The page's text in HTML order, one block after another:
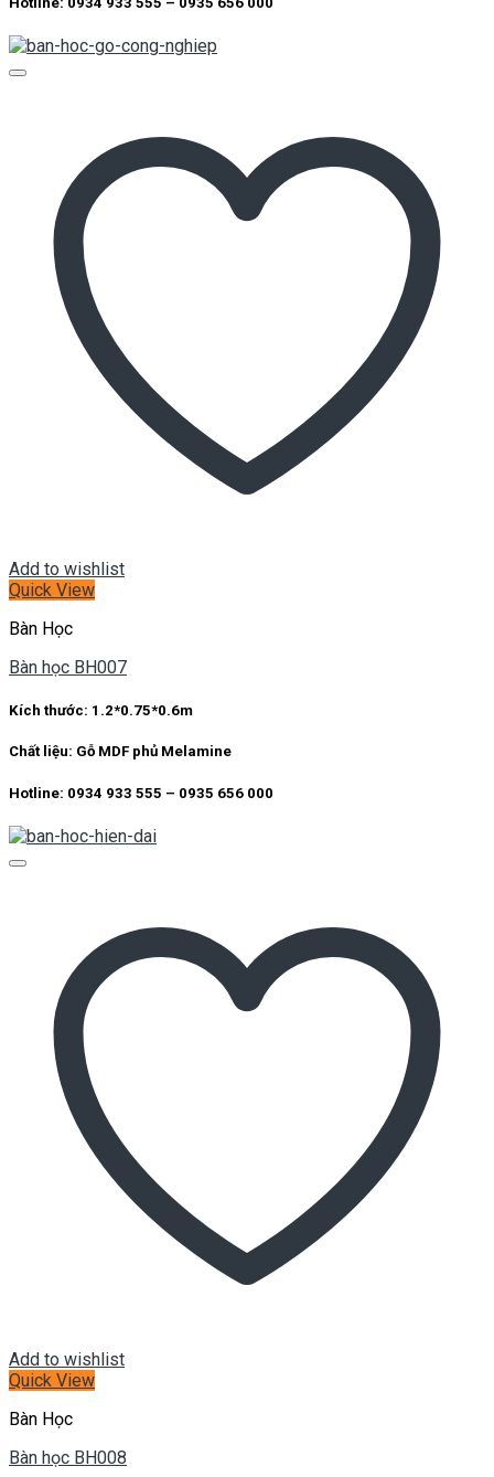
Add to wishlist
Quick View
Bàn Học
Bàn học BH007
Kích thước: 1.2*0.75*0.6m
Chất liệu: Gỗ MDF phủ Melamine
Hotline: 0934 933 555 – 0935 656 000
Add to wishlist
Quick View
Bàn Học
Bàn học BH008